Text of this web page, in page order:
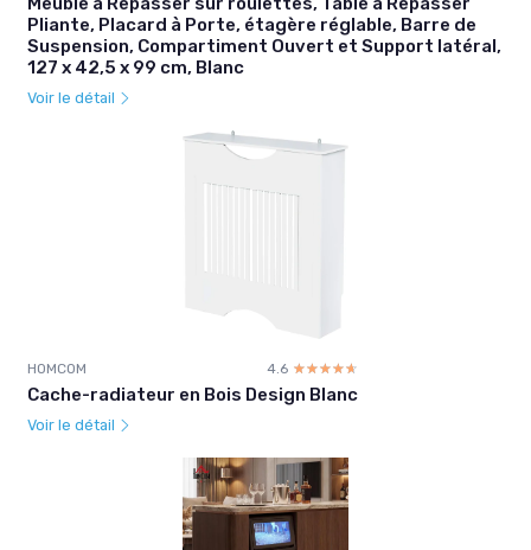
Pliante, Placard à Porte, étagère réglable, Barre de
Suspension, Compartiment Ouvert et Support latéral,
127 x 42,5 x 99 cm, Blanc
Voir le détail
HOMCOM 4.6 ☆☆☆☆☆
★★★★★
Cache-radiateur en Bois Design Blanc
Voir le détail